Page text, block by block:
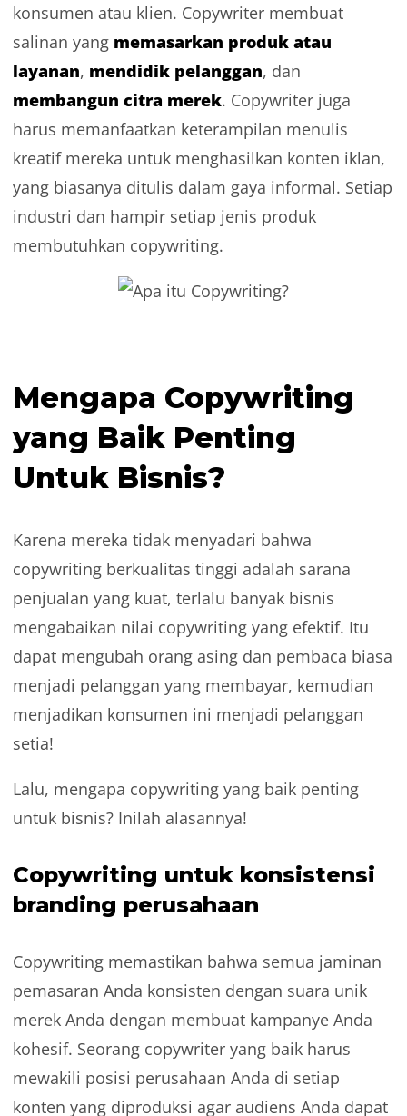
konsumen atau klien. Copywriter membuat
salinan yang memasarkan produk atau
layanan, mendidik pelanggan, dan
membangun citra merek. Copywriter juga
harus memanfaatkan keterampilan menulis
kreatif mereka untuk menghasilkan konten iklan,
yang biasanya ditulis dalam gaya informal. Setiap
industri dan hampir setiap jenis produk
membutuhkan copywriting.
Mengapa Copywriting
yang Baik Penting
Untuk Bisnis?
Karena mereka tidak menyadari bahwa
copywriting berkualitas tinggi adalah sarana
penjualan yang kuat, terlalu banyak bisnis
mengabaikan nilai copywriting yang efektif. Itu
dapat mengubah orang asing dan pembaca biasa
menjadi pelanggan yang membayar, kemudian
menjadikan konsumen ini menjadi pelanggan
setia!
Lalu, mengapa copywriting yang baik penting
untuk bisnis? Inilah alasannya!
Copywriting untuk konsistensi
branding perusahaan
Copywriting memastikan bahwa semua jaminan
pemasaran Anda konsisten dengan suara unik
merek Anda dengan membuat kampanye Anda
kohesif. Seorang copywriter yang baik harus
mewakili posisi perusahaan Anda di setiap
konten yang diproduksi agar audiens Anda dapat